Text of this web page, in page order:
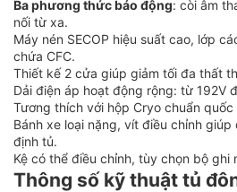
Ba phương thức báo động: còi âm
nối từ xa.
Máy nén SECOP hiệu suất cao, lớp
chứa CFC.
Thiết kế 2 cửa giúp giảm tối đa thất
Dải điện áp hoạt động rộng: từ 192V
Tương thích với hộp Cryo chuẩn quốc
Bánh xe loại nặng, vít điều chỉnh
định tủ.
Kệ có thể điều chỉnh, tùy chọn bộ ghi
Thông số kỹ thuật tủ